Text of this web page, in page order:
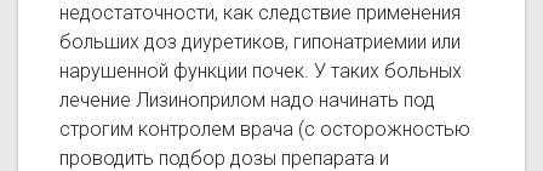
недостаточности, как следствие применения
больших доз диуретиков, гипонатриемии или
нарушенной функции почек. У таких больных
лечение Лизиноприлом надо начинать под
строгим контролем врача (с осторожностью
проводить подбор дозы препарата и